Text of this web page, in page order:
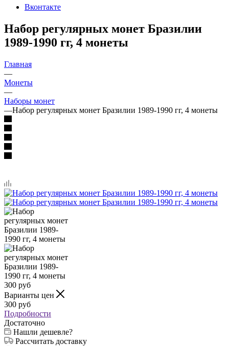
Вконтакте
Набор регулярных монет Бразилии
1989-1990 гг, 4 монеты
Главная
—
Монеты
—
Наборы монет
—Набор регулярных монет Бразилии 1989-1990 гг, 4 монеты
300 руб
Варианты цен
300 руб
Подробности
Достаточно
Нашли дешевле?
Рассчитать доставку